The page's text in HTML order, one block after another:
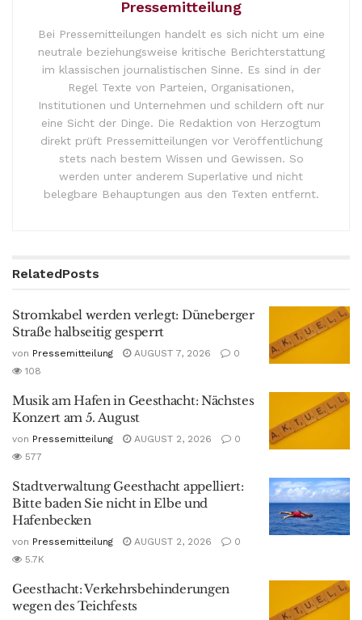
Pressemitteilung
Bei Pressemitteilungen handelt es sich nicht um eine
neutrale beziehungsweise kritische Berichterstattung
im klassischen journalistischen Sinne. Es sind in der
Regel Texte von Parteien, Organisationen,
Institutionen und Unternehmen und schildern oft nur
eine Sicht der Dinge. Die Redaktion von Herzogtum
direkt prüft Pressemitteilungen vor Veröffentlichung
stets nach bestem Wissen und Gewissen. So
werden unter anderem Superlative und nicht
belegbare Behauptungen aus den Texten entfernt.
RelatedPosts
Stromkabel werden verlegt: Düneberger
Straße halbseitig gesperrt
von Pressemitteilung AUGUST 7, 2026
0
108
Musik am Hafen in Geesthacht: Nächstes
Konzert am 5. August
von Pressemitteilung AUGUST 2, 2026
0
577
Stadtverwaltung Geesthacht appelliert:
Bitte baden Sie nicht in Elbe und
Hafenbecken
von Pressemitteilung AUGUST 2, 2026
0
5.7K
Geesthacht: Verkehrsbehinderungen
wegen des Teichfests